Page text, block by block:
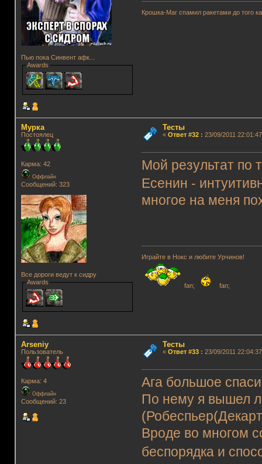
Пью пока Синвент афк...
Awards
Крошка-Маг спамил ракетами до того
Мурка
Постоялец
Карма: 42
Оффлайн
Сообщений: 323
Все дороги ведут к сидру
Awards
Тесты
« Ответ #32: 23/09/2011
Мой результат по
Есенин -
многое на меня
Играйте в Нокс и любите Урчинов!
fan; fan;
Arseniy
Пользователь
Карма: 4
Оффлайн
Сообщений: 23
Тесты
« Ответ #33: 23/09/2011
Ага большое
По нему я вышел
Вроде во многом
беспорядка и